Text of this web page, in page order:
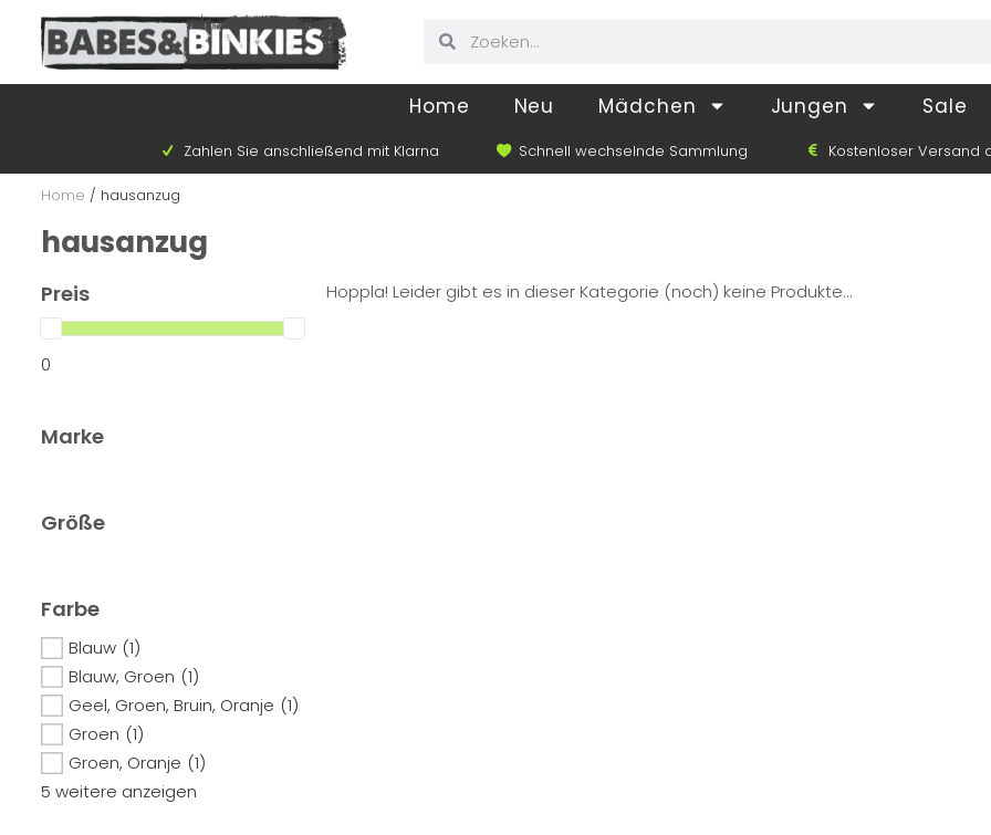
Home Neu Mädchen Jungen Sale
Zahlen Sie anschließend mit Klarna Schnell wechselnde Sammlung Kostenloser Versand
Home / hausanzug
hausanzug
Preis
0
Marke
Größe
Farbe
Blauw (1)
Blauw, Groen (1)
Geel, Groen, Bruin, Oranje (1)
Groen (1)
Groen, Oranje (1)
5 weitere anzeigen
Hoppla! Leider gibt es in dieser Kategorie (noch) keine Produkte...